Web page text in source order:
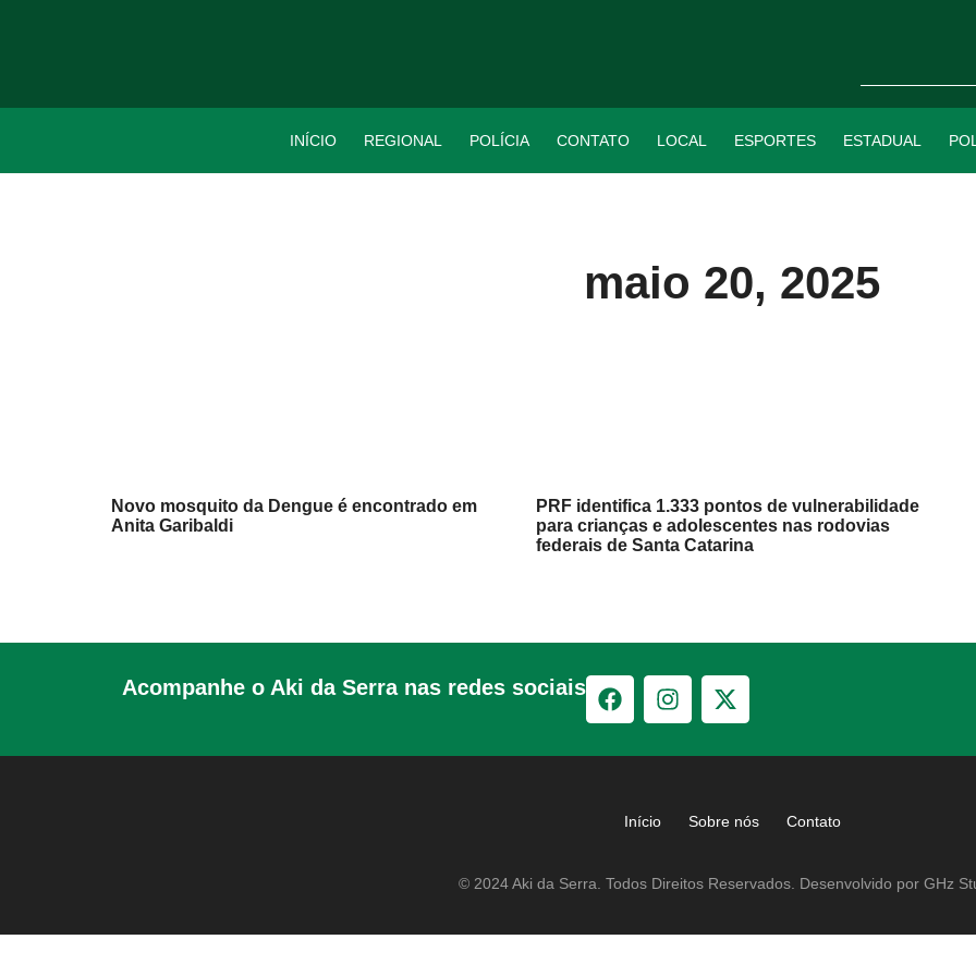
INÍCIO REGIONAL POLÍCIA CONTATO LOCAL ESPORTES ESTADUAL
maio 20, 2025
Novo mosquito da Dengue é encontrado em
Anita Garibaldi
PRF identifica 1.333 pontos de vulnerabilidade
para crianças e adolescentes nas rodovias
federais de Santa Catarina
Acompanhe o Aki da Serra nas redes sociais
Início Sobre nós Contato
© 2024 Aki da Serra. Todos Direitos Reservados. Desenvolvido por GHz